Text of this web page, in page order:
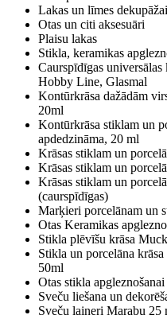
Lakas un līmes dekupāžai
Otas un citi aksesuāri
Plaisu lakas
Stikla, keramikas
Caurspīdīgas
Hobby Line, Glasmal
Kontūrkrāsa dažādām
20ml
Kontūrkrāsa stiklam un
apdedzināma, 20 ml
Krāsas stiklam un
Krāsas stiklam un
Krāsas stiklam un
(caurspīdīgas)
Marķieri porcelānam un
Otas Keramikas
Stikla plēvīšu krāsa
Stikla un porcelāna
50ml
Otas stikla apgleznošanai
Sveču liešana un
Sveču laineri Marabu 25